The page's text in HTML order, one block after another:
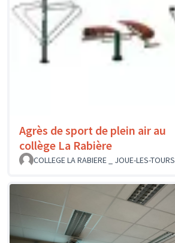
Agrès de sport de plein air au
collège La Rabière
COLLEGE LA RABIERE _ JOUE-LES-TOURS